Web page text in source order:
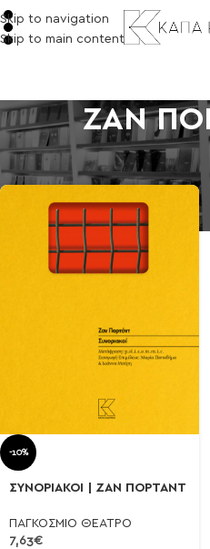
Skip to navigation
Skip to main content
ΖΑΝ
Αρχική σελίδα /Προϊόντα με
-10%
ΣΥΝΟΡΙΑΚΟΙ | ΖΑΝ ΠΟΡΤΑΝΤ
ΠΑΓΚΟΣΜΙΟ ΘΕΑΤΡΟ
7,63€